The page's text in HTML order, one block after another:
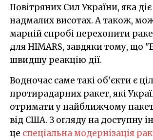
Повітряних Сил України, яка
надмалих висотах. А також,
марній спробі перехопити
для HIMARS, завдяки тому, що
швидшу реакцію дії.
Водночас саме такі об'єкти є
протирадарних ракет, які
отримати у найближчому
від США. З огляду на доступну
це спеціальна модернізація